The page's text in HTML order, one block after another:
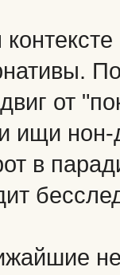
от
ищи
в